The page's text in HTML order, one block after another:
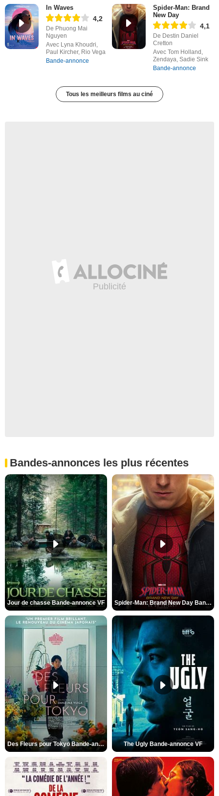
In Waves
4,2
De Phuong Mai
Nguyen
Avec Lyna Khoudri,
Paul Kircher, Rio Vega
Bande-annonce
Spider-Man: Brand
New Day
4,1
De Destin Daniel
Cretton
Avec Tom Holland,
Zendaya, Sadie Sink
Bande-annonce
Tous les meilleurs films au ciné
Bandes-annonces les plus récentes
Jour de chasse Bande-annonce VF Spider-Man: Brand New Day Bande-annonce (3) VO STFR
Des Fleurs pour Tokyo Bande-annonce VO STFR The Ugly Bande-annonce VF